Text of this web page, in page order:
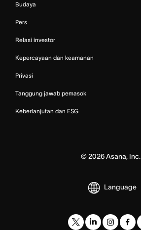
Budaya
Pers
Relasi investor
Kepercayaan dan keamanan
Privasi
Tanggung jawab pemasok
Keberlanjutan dan ESG
© 2026Asana, Inc.
Language